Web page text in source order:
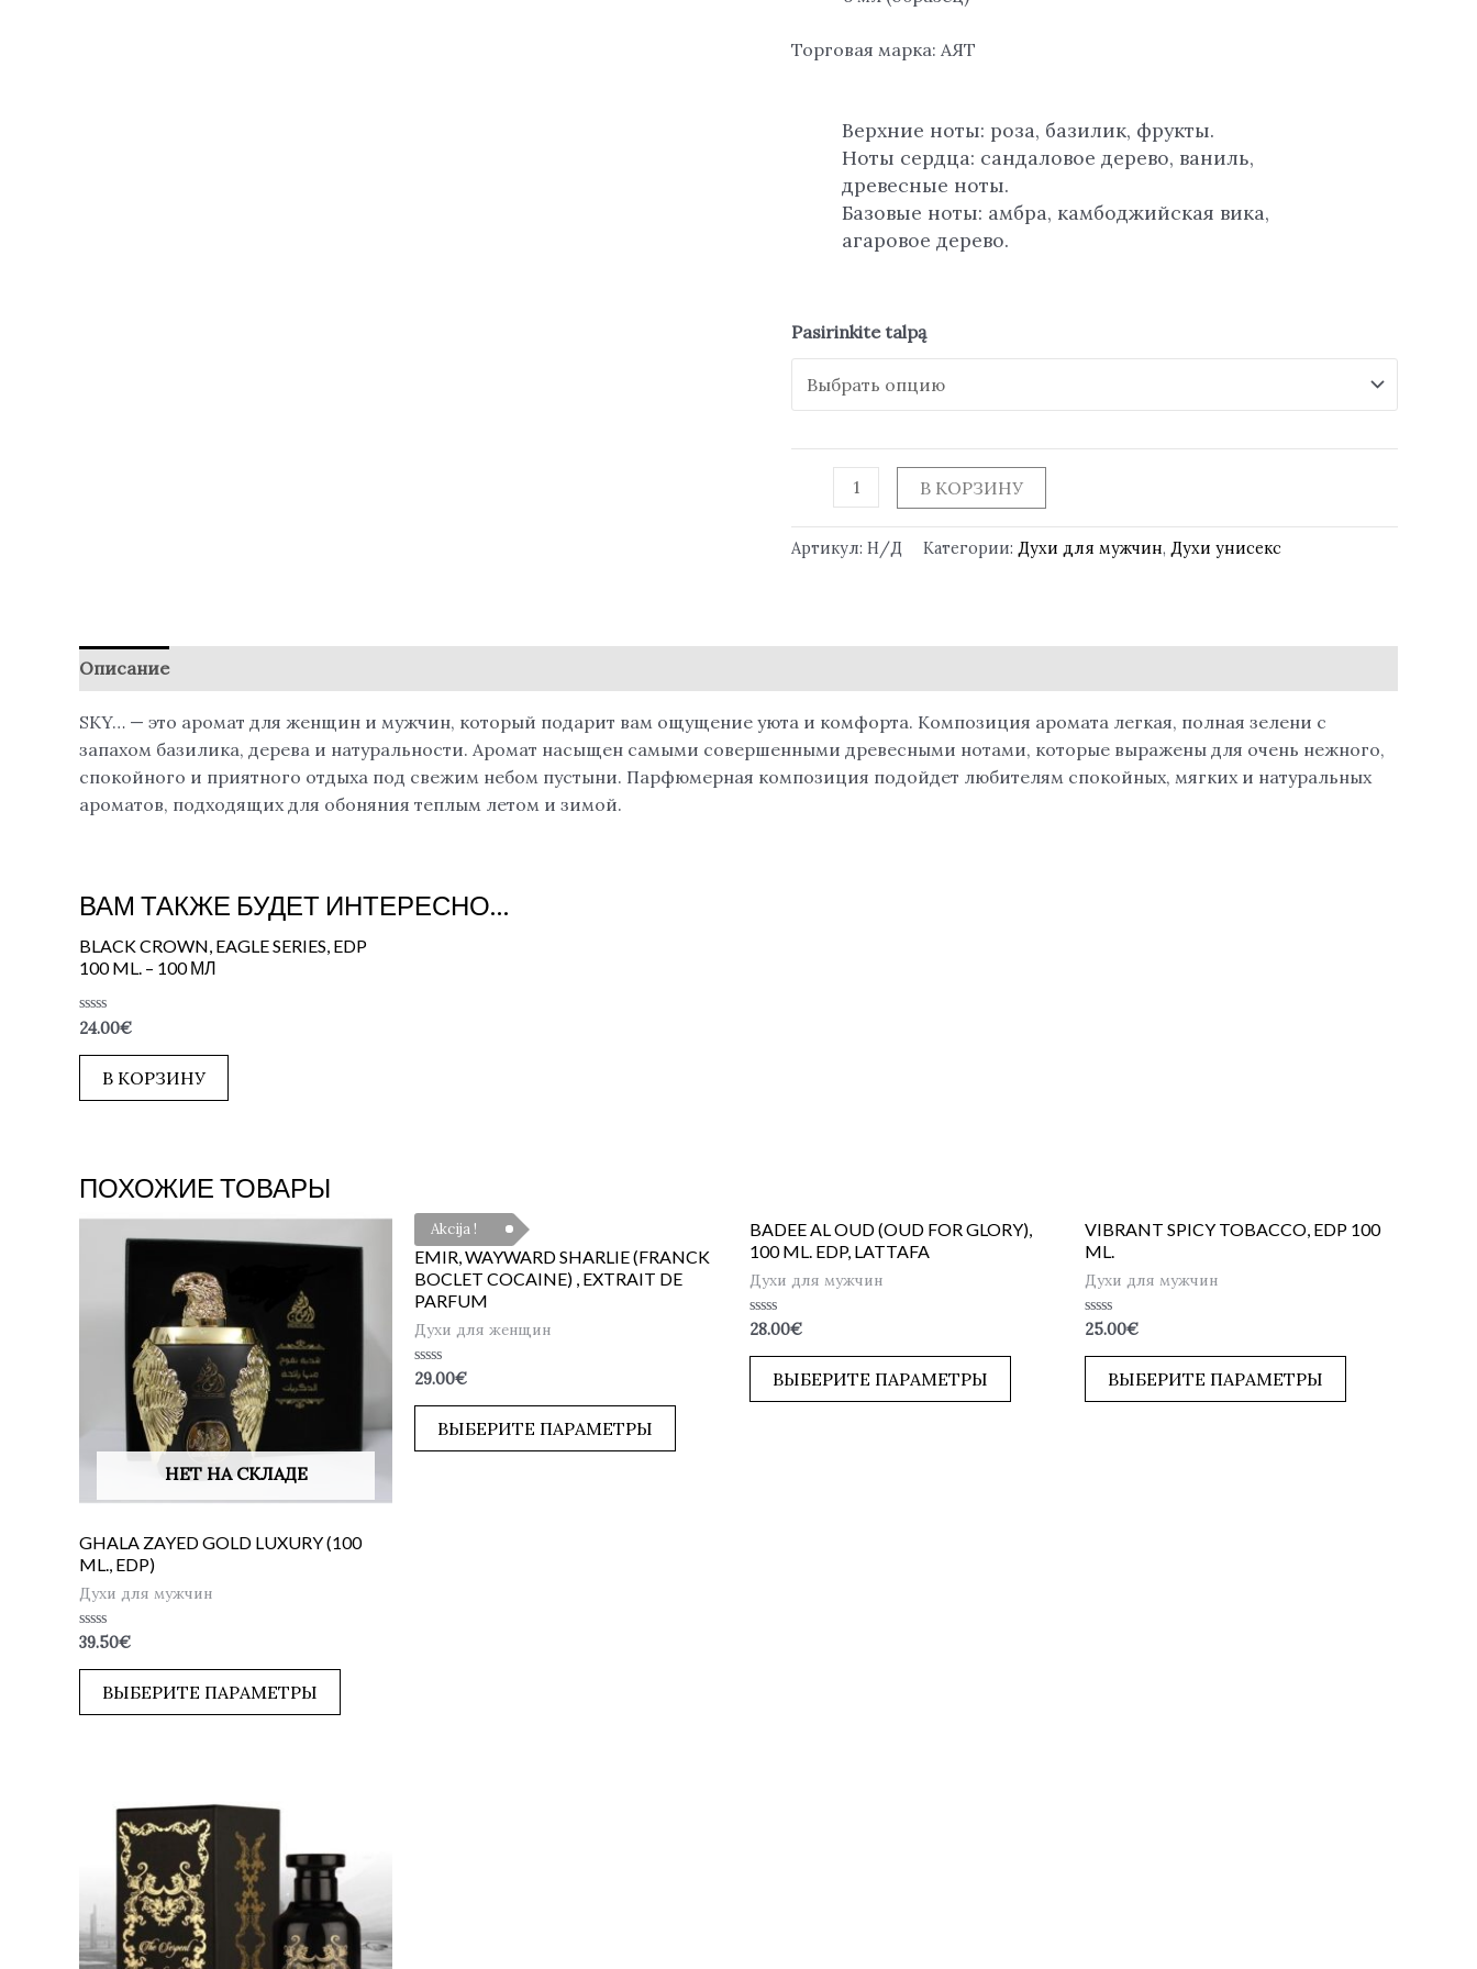
Торговая марка: АЯТ
Верхние ноты: роза, базилик, фрукты.
Ноты сердца: сандаловое дерево, ваниль,
древесные ноты.
Базовые ноты: амбра, камбоджийская вика,
агаровое дерево.
Pasirinkite talpą
В КОРЗИНУ
Артикул: Н/Д Категории: Духи для мужчин, Духи унисекс
Описание
SKY… — это аромат для женщин и мужчин, который подарит вам ощущение уюта и комфорта. Композиция аромата легкая, полная зелени с
запахом базилика, дерева и натуральности. Аромат насыщен самыми совершенными древесными нотами, которые выражены для очень нежного,
спокойного и приятного отдыха под свежим небом пустыни. Парфюмерная композиция подойдет любителям спокойных, мягких и натуральных
ароматов, подходящих для обоняния теплым летом и зимой.
ВАМ ТАКЖЕ БУДЕТ ИНТЕРЕСНО…
BLACK CROWN, EAGLE SERIES, EDP
100 ML. – 100 МЛ
Оценка
из
24.00€
В КОРЗИНУ
ПОХОЖИЕ ТОВАРЫ
НЕТ НА СКЛАДЕ
GHALA ZAYED GOLD LUXURY (100
ML., EDP)
Духи для мужчин
Оценка
из
39.50€
ВЫБЕРИТЕ ПАРАМЕТРЫ
Akcija !
EMIR, WAYWARD SHARLIE (FRANCK
BOCLET COCAINE) , EXTRAIT DE
PARFUM
Духи для женщин
Оценка
из
29.00€
ВЫБЕРИТЕ ПАРАМЕТРЫ
BADEE AL OUD (OUD FOR GLORY),
100 ML. EDP, LATTAFA
Духи для мужчин
Оценка
из
28.00€
ВЫБЕРИТЕ ПАРАМЕТРЫ
VIBRANT SPICY TOBACCO, EDP 100
ML.
Духи для мужчин
Оценка
из
25.00€
ВЫБЕРИТЕ ПАРАМЕТРЫ